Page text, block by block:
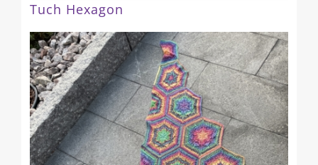
Tuch Hexagon